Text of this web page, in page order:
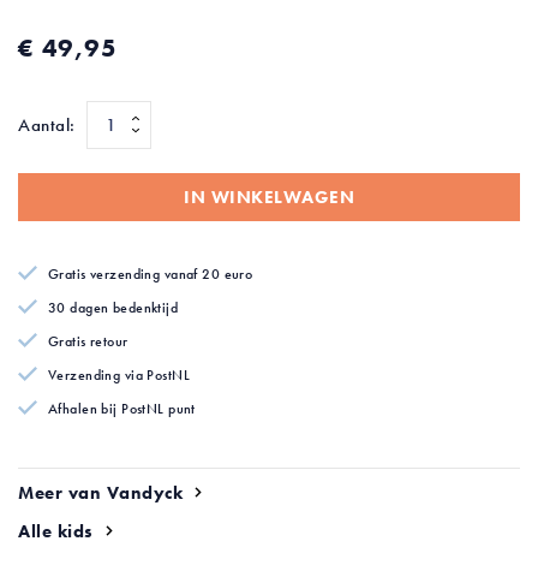
de
afbeeldingen-
€ 49,95
Aantal:
IN WINKELWAGEN
Gratis verzending vanaf 20 euro
30 dagen bedenktijd
Gratis retour
Verzending via PostNL
Afhalen bij PostNL punt
Meer van Vandyck
Alle kids